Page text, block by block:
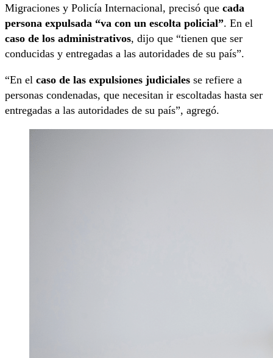
Migraciones y Policía Internacional, precisó que cada
persona expulsada “va con un escolta policial”. En el
caso de los administrativos, dijo que “tienen que ser
conducidas y entregadas a las autoridades de su país”.
“En el caso de las expulsiones judiciales se refiere a
personas condenadas, que necesitan ir escoltadas hasta ser
entregadas a las autoridades de su país”, agregó.